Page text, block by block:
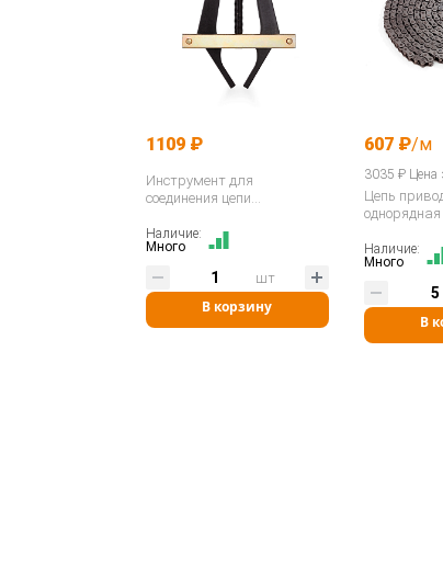
1109 ₽
Инструмент для
соединения цепи
12B / ASA ANSI 35-60
400035…
Наличие:
Много
В корзину
шт
607 ₽/м
3035 ₽ Цена
Цепь
однорядная
Наличие:
Много
В